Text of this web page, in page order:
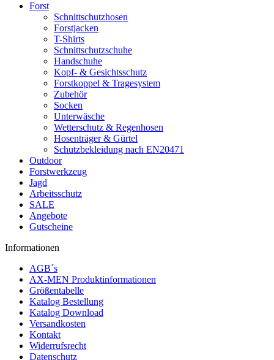
Forst
Schnittschutzhosen
Forstjacken
T-Shirts
Schnittschutzschuhe
Handschuhe
Kopf- & Gesichtsschutz
Forstkoppel & Tragesystem
Zubehör
Socken
Unterwäsche
Wetterschutz & Regenhosen
Hosenträger & Gürtel
Schutzbekleidung nach EN20471
Outdoor
Forstwerkzeug
Jagd
Arbeitsschutz
SALE
Angebote
Gutscheine
Informationen
AGB´s
AX-MEN Produktinformationen
Größentabelle
Katalog Bestellung
Katalog Download
Versandkosten
Kontakt
Widerrufsrecht
Datenschutz